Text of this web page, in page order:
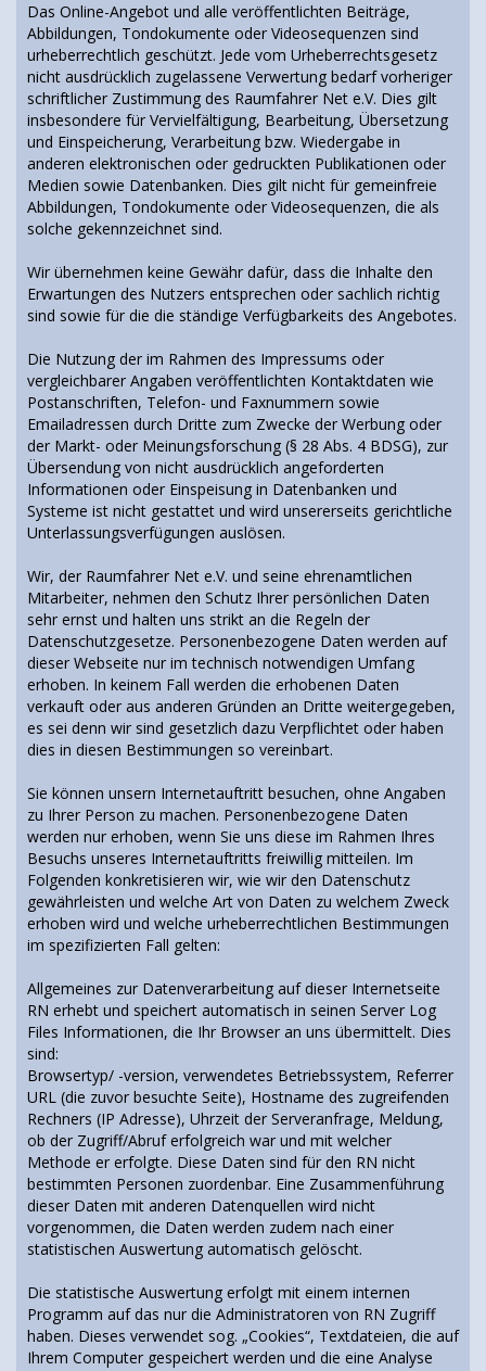
Das Online-Angebot und alle veröffentlichten Beiträge,
Abbildungen, Tondokumente oder Videosequenzen sind
urheberrechtlich geschützt. Jede vom Urheberrechtsgesetz
nicht ausdrücklich zugelassene Verwertung bedarf vorheriger
schriftlicher Zustimmung des Raumfahrer Net e.V. Dies gilt
insbesondere für Vervielfältigung, Bearbeitung, Übersetzung
und Einspeicherung, Verarbeitung bzw. Wiedergabe in
anderen elektronischen oder gedruckten Publikationen oder
Medien sowie Datenbanken. Dies gilt nicht für gemeinfreie
Abbildungen, Tondokumente oder Videosequenzen, die als
solche gekennzeichnet sind.
Wir übernehmen keine Gewähr dafür, dass die Inhalte den
Erwartungen des Nutzers entsprechen oder sachlich richtig
sind sowie für die die ständige Verfügbarkeits des Angebotes.
Die Nutzung der im Rahmen des Impressums oder
vergleichbarer Angaben veröffentlichten Kontaktdaten wie
Postanschriften, Telefon- und Faxnummern sowie
Emailadressen durch Dritte zum Zwecke der Werbung oder
der Markt- oder Meinungsforschung (§ 28 Abs. 4 BDSG), zur
Übersendung von nicht ausdrücklich angeforderten
Informationen oder Einspeisung in Datenbanken und
Systeme ist nicht gestattet und wird unsererseits gerichtliche
Unterlassungsverfügungen auslösen.
Wir, der Raumfahrer Net e.V. und seine ehrenamtlichen
Mitarbeiter, nehmen den Schutz Ihrer persönlichen Daten
sehr ernst und halten uns strikt an die Regeln der
Datenschutzgesetze. Personenbezogene Daten werden auf
dieser Webseite nur im technisch notwendigen Umfang
erhoben. In keinem Fall werden die erhobenen Daten
verkauft oder aus anderen Gründen an Dritte weitergegeben,
es sei denn wir sind gesetzlich dazu Verpflichtet oder haben
dies in diesen Bestimmungen so vereinbart.
Sie können unsern Internetauftritt besuchen, ohne Angaben
zu Ihrer Person zu machen. Personenbezogene Daten
werden nur erhoben, wenn Sie uns diese im Rahmen Ihres
Besuchs unseres Internetauftritts freiwillig mitteilen. Im
Folgenden konkretisieren wir, wie wir den Datenschutz
gewährleisten und welche Art von Daten zu welchem Zweck
erhoben wird und welche urheberrechtlichen Bestimmungen
im spezifizierten Fall gelten:
Allgemeines zur Datenverarbeitung auf dieser Internetseite
RN erhebt und speichert automatisch in seinen Server Log
Files Informationen, die Ihr Browser an uns übermittelt. Dies
sind:
Browsertyp/ -version, verwendetes Betriebssystem, Referrer
URL (die zuvor besuchte Seite), Hostname des zugreifenden
Rechners (IP Adresse), Uhrzeit der Serveranfrage, Meldung,
ob der Zugriff/Abruf erfolgreich war und mit welcher
Methode er erfolgte. Diese Daten sind für den RN nicht
bestimmten Personen zuordenbar. Eine Zusammenführung
dieser Daten mit anderen Datenquellen wird nicht
vorgenommen, die Daten werden zudem nach einer
statistischen Auswertung automatisch gelöscht.
Die statistische Auswertung erfolgt mit einem internen
Programm auf das nur die Administratoren von RN Zugriff
haben. Dieses verwendet sog. „Cookies“, Textdateien, die auf
Ihrem Computer gespeichert werden und die eine Analyse